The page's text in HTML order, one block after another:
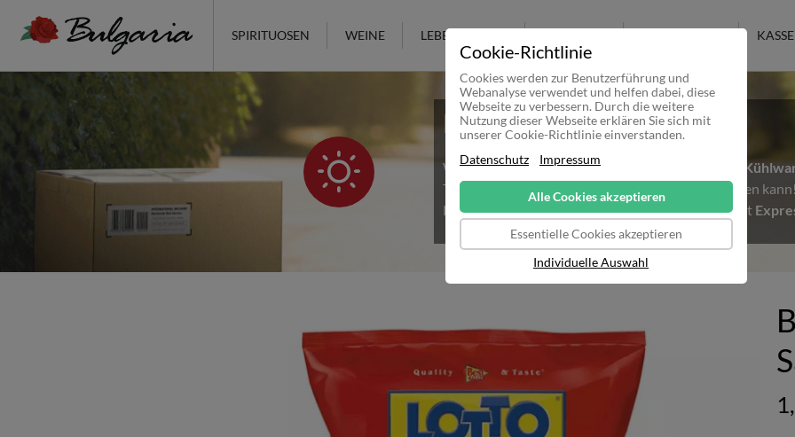
Cookie-Richtlinie
Cookies werden zur Benutzerführung und
Webanalyse verwendet und helfen dabei, diese
Webseite zu verbessern. Durch die weitere
Nutzung dieser Webseite erklären Sie sich mit
unserer Cookie-Richtlinie einverstanden.
Datenschutz
Impressum
Alle Cookies akzeptieren
Essentielle Cookies akzeptieren
Individuelle Auswahl
SPIRITUOSEN WEINE LEBENSMITTEL KASSE
Hitzewelle in Deutschland
Wir möchten alle Kunden darauf Hinweisen, dass
Temperaturen nicht mehr sicher ausgeliefert werden
Kühlware bestellen möchte, sollte daher unbedingt